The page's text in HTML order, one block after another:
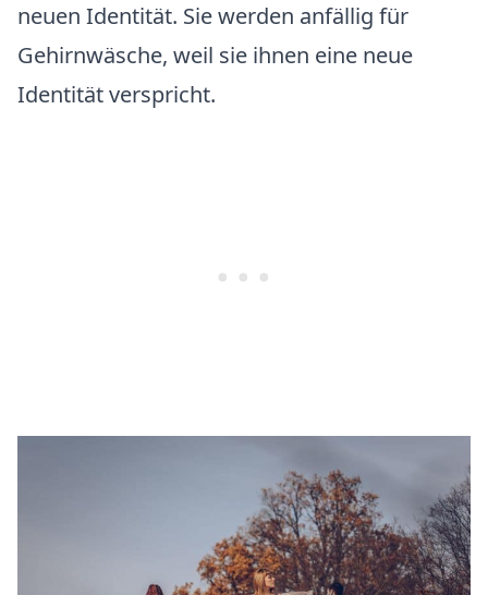
neuen Identität. Sie werden anfällig für
Gehirnwäsche, weil sie ihnen eine neue
Identität verspricht.